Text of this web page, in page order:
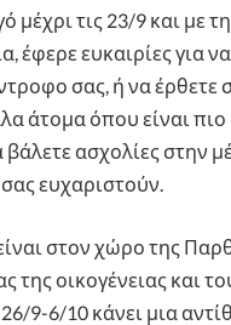
μέχρι τις 23/9 και με
έφερε ευκαιρίες για
σας, ή να έρθετε
άτομα όπου είναι πιο
βάλετε ασχολίες στην
ευχαριστούν.
στον χώρο της
της οικογένειας και
9-6/10 κάνει μια